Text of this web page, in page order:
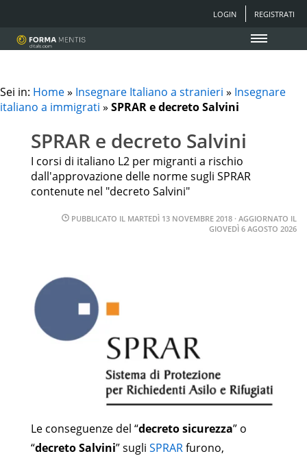
LOGIN REGISTRATI
Sei in: Home» Insegnare Italiano a stranieri » Insegnare
italiano a immigrati » SPRAR e decreto Salvini
SPRAR e decreto Salvini
I corsi di italiano L2 per migranti a rischio
dall'approvazione delle norme sugli SPRAR
contenute nel "decreto Salvini"
PUBBLICATO IL MARTEDÌ 13 NOVEMBRE 2018 · AGGIORNATO IL
GIOVEDÌ 6 AGOSTO 2026
Le conseguenze del “decreto sicurezza” o
“decreto Salvini” sugli SPRARfurono,